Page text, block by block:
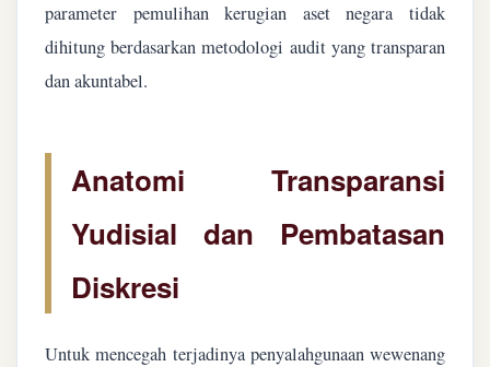
parameter pemulihan kerugian aset negara tidak
dihitung berdasarkan metodologi audit yang transparan
dan akuntabel.
Anatomi Transparansi
Yudisial dan Pembatasan
Diskresi
Untuk mencegah terjadinya penyalahgunaan wewenang